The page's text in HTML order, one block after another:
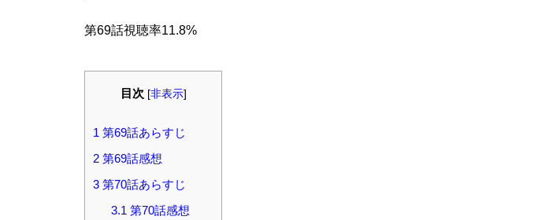
第69話視聴率11.8%
目次 [非表示]
1 第69話あらすじ
2 第69話感想
3 第70話あらすじ
3.1 第70話感想